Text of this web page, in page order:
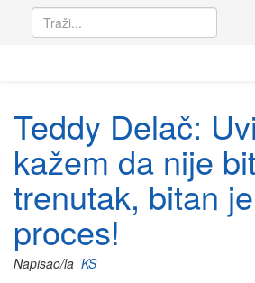
Teddy Delač:
kažem da nije
trenutak, bitan
proces!
Napisao/la KS